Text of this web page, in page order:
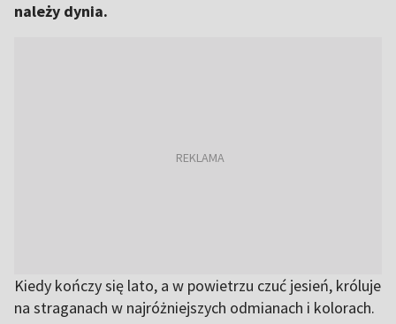
należy dynia.
Kiedy kończy się lato, a w powietrzu czuć jesień, króluje
na straganach w najróżniejszych odmianach i kolorach.